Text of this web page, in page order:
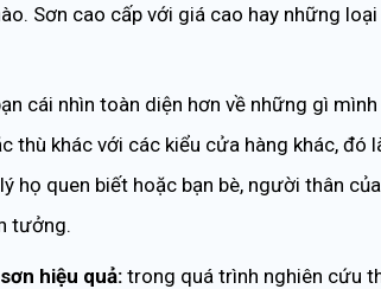
Sơn cao cấp với giá cao hay những
cái nhìn toàn diện hơn về những gì
thù khác với các kiểu cửa hàng khác, đó
họ quen biết hoặc bạn bè, người thân
tưởng.
hiệu quả: trong quá trình nghiên cứu